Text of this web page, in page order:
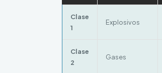
Clase
1
Explosivos
Clase
2
Gases